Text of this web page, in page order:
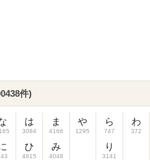
件)
は
3084
ひ
4615
ま
4166
み
4048
や
1295
ら
747
り
3141
わ
372